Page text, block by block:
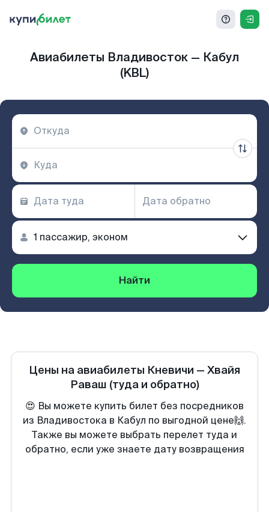
Авиабилеты Владивосток — Кабул
(KBL)
Найти
Цены на авиабилеты Кневичи — Хвайя
Раваш (туда и обратно)
😍 Вы можете купить билет без посредников
из Владивостока в Кабул по выгодной цене🙌.
Также вы можете выбрать перелет туда и
обратно, если уже знаете дату возвращения